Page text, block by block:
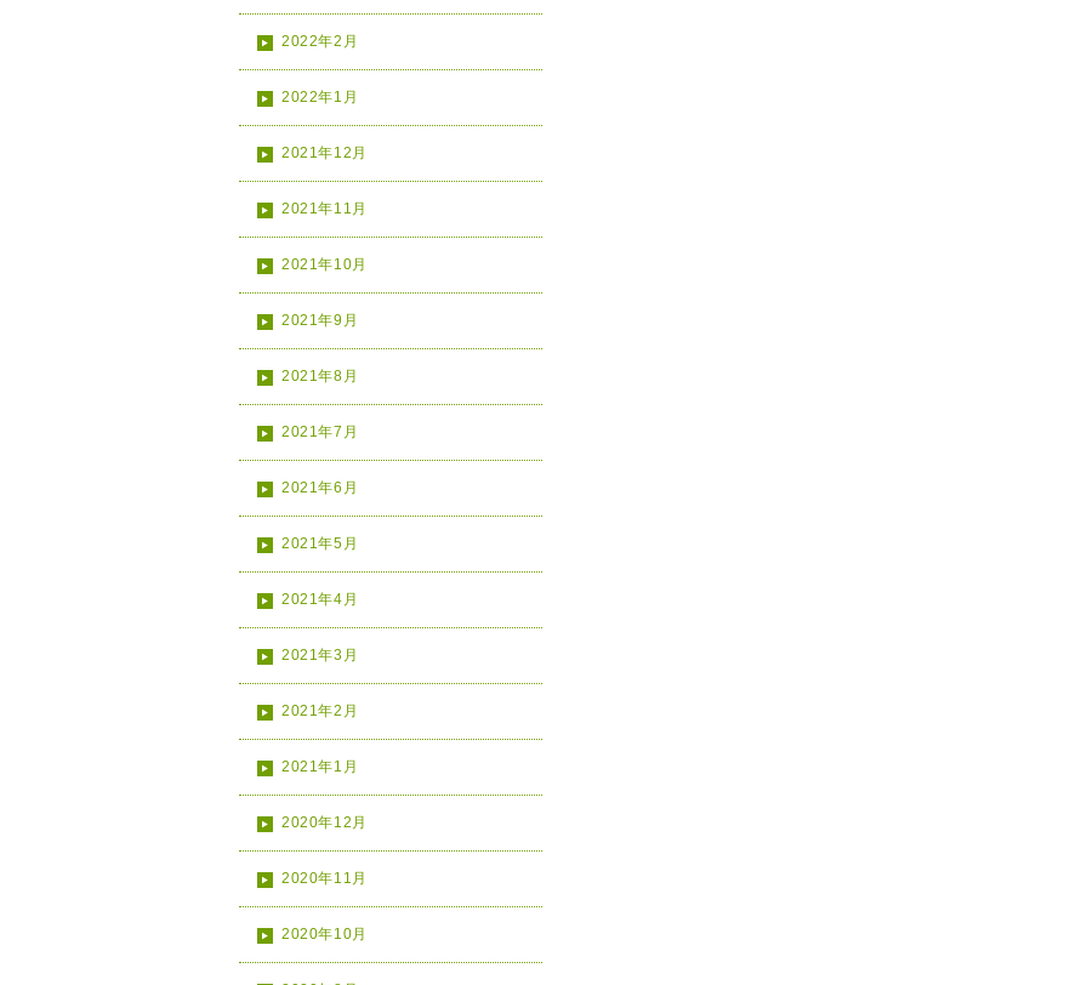
2022年2月
2022年1月
2021年12月
2021年11月
2021年10月
2021年9月
2021年8月
2021年7月
2021年6月
2021年5月
2021年4月
2021年3月
2021年2月
2021年1月
2020年12月
2020年11月
2020年10月